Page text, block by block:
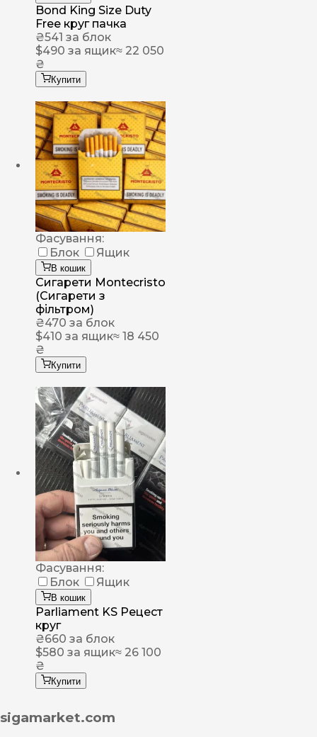
Bond King Size Duty
Free круг пачка
₴541 за блок
$490 за ящик≈ 22 050
₴
Купити
Фасування:
Блок
Ящик
В кошик
Сигарети Montecristo
(Сигарети з
фільтром)
₴470 за блок
$410 за ящик≈ 18 450
₴
Купити
Фасування:
Блок
Ящик
В кошик
Parliament KS Рецест
круг
₴660 за блок
$580 за ящик≈ 26 100
₴
Купити
sigamarket.com